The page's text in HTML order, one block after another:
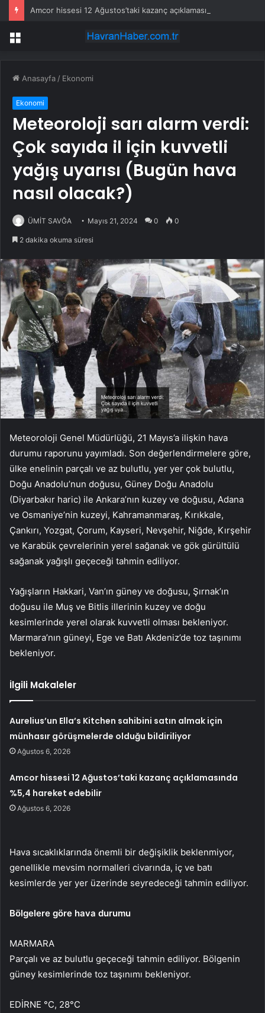
Menü
Anasayfa / Ekonomi
Ekonomi
Meteoroloji sarı alarm verdi:
Çok sayıda il için kuvvetli
yağış uyarısı (Bugün hava
nasıl olacak?)
ÜMİT SAVĞA Mayıs 21, 2024 0 0
2 dakika okuma süresi
Meteoroloji Genel Müdürlüğü, 21 Mayıs’a ilişkin hava
durumu raporunu yayımladı. Son değerlendirmelere göre,
ülke enelinin parçalı ve az bulutlu, yer yer çok bulutlu,
Doğu Anadolu’nun doğusu, Güney Doğu Anadolu
(Diyarbakır haric) ile Ankara’nın kuzey ve doğusu, Adana
ve Osmaniye’nin kuzeyi, Kahramanmaraş, Kırıkkale,
Çankırı, Yozgat, Çorum, Kayseri, Nevşehir, Niğde, Kırşehir
ve Karabük çevrelerinin yerel sağanak ve gök gürültülü
sağanak yağışlı geçeceği tahmin ediliyor.
Yağışların Hakkari, Van’ın güney ve doğusu, Şırnak’ın
doğusu ile Muş ve Bitlis illerinin kuzey ve doğu
kesimlerinde yerel olarak kuvvetli olması bekleniyor.
Marmara’nın güneyi, Ege ve Batı Akdeniz’de toz taşınımı
bekleniyor.
İlgili Makaleler
Aurelius’un Ella’s Kitchen sahibini satın almak için
münhasır görüşmelerde olduğu bildiriliyor
Ağustos 6, 2026
Amcor hissesi 12 Ağustos’taki kazanç açıklamasında
%5,4 hareket edebilir
Ağustos 6, 2026
Hava sıcaklıklarında önemli bir değişiklik beklenmiyor,
genellikle mevsim normalleri civarında, iç ve batı
kesimlerde yer yer üzerinde seyredeceği tahmin ediliyor.
Bölgelere göre hava durumu
MARMARA
Parçalı ve az bulutlu geçeceği tahmin ediliyor. Bölgenin
güney kesimlerinde toz taşınımı bekleniyor.
EDİRNE °C, 28°C